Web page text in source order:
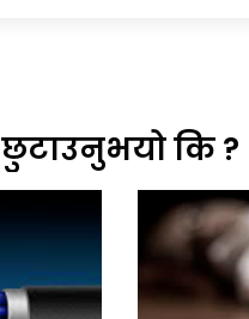
छुटाउनुभयो कि ?